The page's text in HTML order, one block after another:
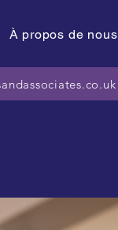
À propos de nous